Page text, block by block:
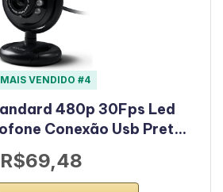
MAIS VENDIDO #4
480p 30Fps Led
Conexão Usb Pret…
R$69,48